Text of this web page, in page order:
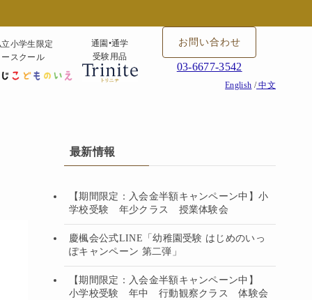
小学生限定
スクール
通園•通学
受験用品
お問い合わせ
03-6677-3542
English /中文
最新情報
【期間限定：入会金半額キャンペーン中】小
学校受験 年少クラス 授業体験会
慶楓会公式LINE「幼稚園受験 はじめのいっ
ぽキャンペーン 第二弾」
【期間限定：入会金半額キャンペーン中】
小学校受験 年中 行動観察クラス 体験会